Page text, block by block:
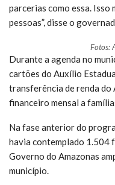
parcerias como essa. Isso
pessoas”, disse o
Fotos:
Durante a agenda no
cartões do Auxílio
transferência de renda do
financeiro mensal a
Na fase anterior do
havia contemplado 1.504
Governo do Amazonas
município.